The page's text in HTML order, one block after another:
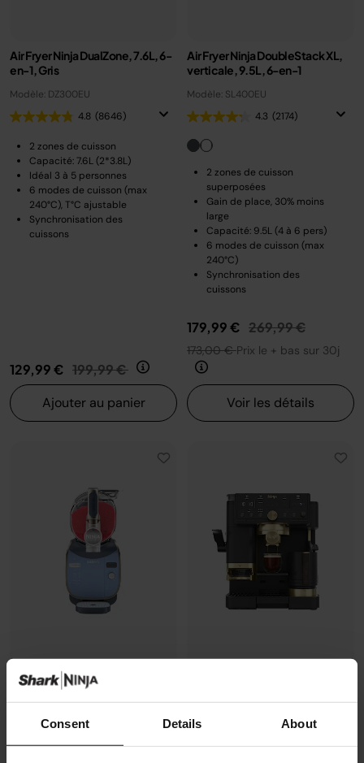
Consent Details About
Air Fryer Ninja DualZone, 7.6L, 6-
en-1, Gris
Modèle: DZ300EU
4.8 (8646)
2 zones de cuisson
Capacité: 7.6L (2*3.8L)
Idéal 3 à 5 personnes
6 modes de cuisson (max
240°C), T°C ajustable
Synchronisation des
cuissons
129,99 € Prix réduit de
199,99 € au
Ajouter au panier
Air Fryer Ninja DoubleStack XL,
verticale, 9.5L, 6-en-1
Modèle: SL400EU
4.3 (2174)
2 zones de cuisson
superposées
Gain de place, 30% moins
large
Capacité: 9.5L (4 à 6 pers)
6 modes de cuisson (max
240°C)
Synchronisation des
cuissons
179,99 € Prix réduit de
269,99 €au
173,00 €Prix le + bas sur 30j
Voir les détails
Machine à granités et boissons